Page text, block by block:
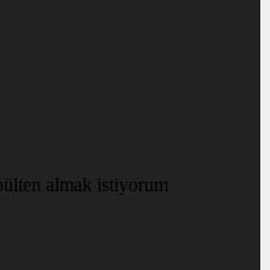
almak istiyorum